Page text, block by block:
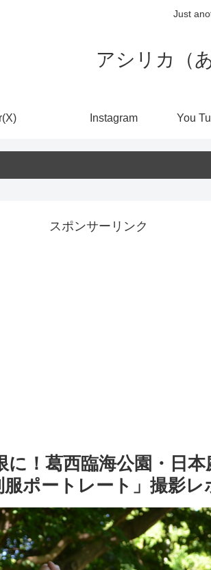
Just
アシリカ（
Instagram You
スポンサーリンク
！葛西臨海公園・日
ポートレート」撮影レ